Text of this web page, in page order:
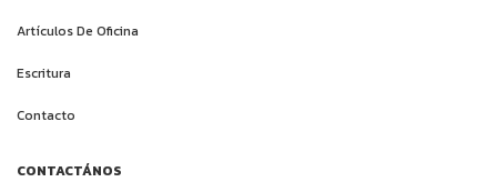
Artículos De Oficina
Escritura
Contacto
CONTACTÁNOS